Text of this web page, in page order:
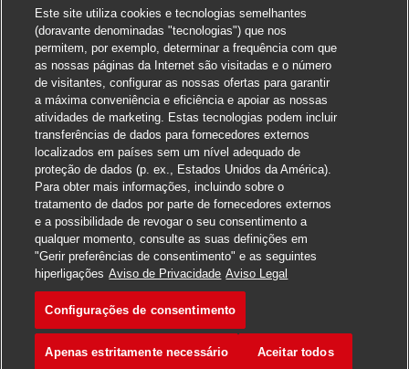
Candidate-se para esta vaga
Salvar vaga
Este site utiliza cookies e tecnologias semelhantes
(doravante denominadas "tecnologias") que nos
permitem, por exemplo, determinar a frequência com que
as nossas páginas da Internet são visitadas e o número
de visitantes, configurar as nossas ofertas para garantir
a máxima conveniência e eficiência e apoiar as nossas
atividades de marketing. Estas tecnologias podem incluir
transferências de dados para fornecedores externos
localizados em países sem um nível adequado de
proteção de dados (p. ex., Estados Unidos da América).
Para obter mais informações, incluindo sobre o
tratamento de dados por parte de fornecedores externos
e a possibilidade de revogar o seu consentimento a
qualquer momento, consulte as suas definições em
"Gerir preferências de consentimento" e as seguintes
hiperligações Aviso de Privacidade Aviso Legal
Configurações de consentimento
Apenas estritamente necessário Aceitar todos